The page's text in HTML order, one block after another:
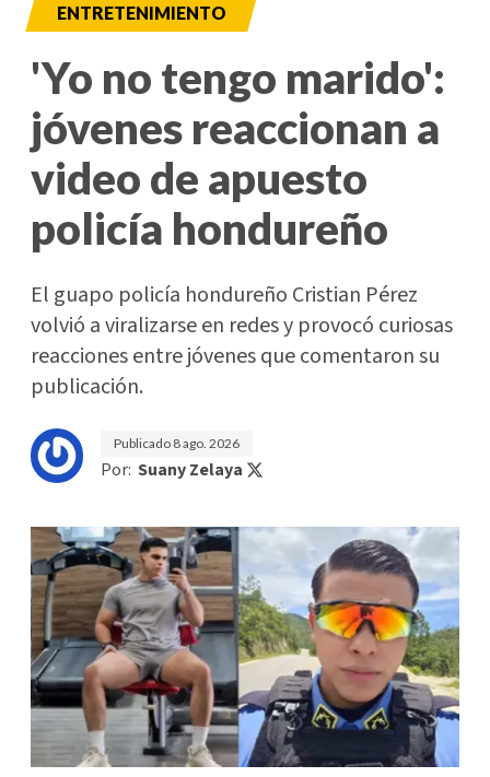
ENTRETENIMIENTO
'Yo no tengo marido':
jóvenes reaccionan a
video de apuesto
policía hondureño
El guapo policía hondureño Cristian Pérez
volvió a viralizarse en redes y provocó curiosas
reacciones entre jóvenes que comentaron su
publicación.
Publicado 8 ago. 2026
Por: Suany Zelaya